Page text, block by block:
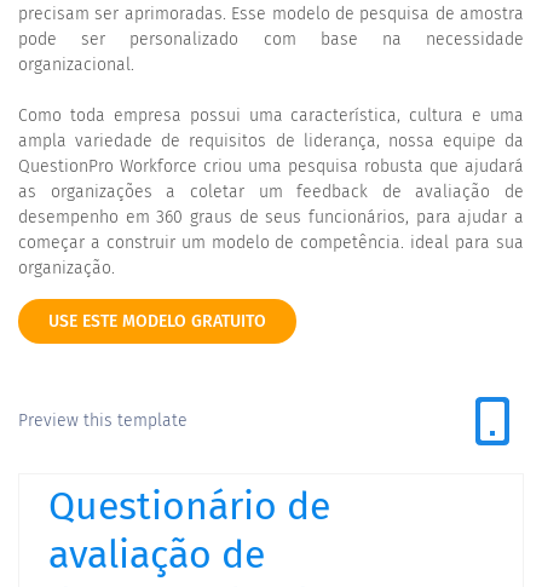
precisam ser aprimoradas. Esse modelo de pesquisa de amostra
pode ser personalizado com base na necessidade
organizacional.
Como toda empresa possui uma característica, cultura e uma
ampla variedade de requisitos de liderança, nossa equipe da
QuestionPro Workforce criou uma pesquisa robusta que ajudará
as organizações a coletar um feedback de avaliação de
desempenho em 360 graus de seus funcionários, para ajudar a
começar a construir um modelo de competência. ideal para sua
organização.
USE ESTE MODELO GRATUITO
Preview this template